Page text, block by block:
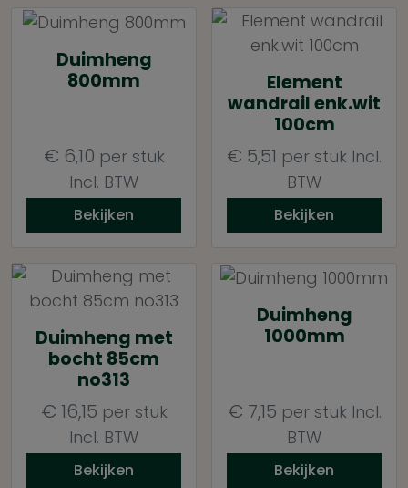
Duimheng
800mm
€ 6,10 per stuk
Incl. BTW
Bekijken
Element
wandrail enk.wit
100cm
€ 5,51 per stuk Incl.
BTW
Bekijken
Duimheng met
bocht 85cm
no313
€ 16,15 per stuk
Incl. BTW
Bekijken
Duimheng
1000mm
€ 7,15 per stuk Incl.
BTW
Bekijken